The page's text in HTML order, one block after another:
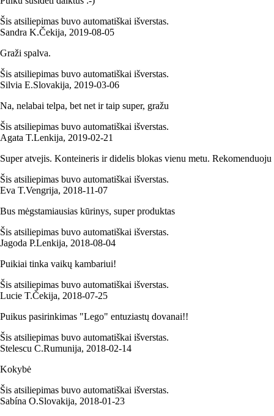
Šis atsiliepimas buvo automatiškai išverstas.
Sandra K.Čekija, 2019‑08‑05
Graži spalva.
Šis atsiliepimas buvo automatiškai išverstas.
Silvia E.Slovakija, 2019‑03‑06
Na, nelabai telpa, bet net ir taip super, gražu
Šis atsiliepimas buvo automatiškai išverstas.
Agata T.Lenkija, 2019‑02‑21
Super atvejis. Konteineris ir didelis blokas vienu metu. Rekomenduoju
Šis atsiliepimas buvo automatiškai išverstas.
Eva T.Vengrija, 2018‑11‑07
Bus mėgstamiausias kūrinys, super produktas
Šis atsiliepimas buvo automatiškai išverstas.
Jagoda P.Lenkija, 2018‑08‑04
Puikiai tinka vaikų kambariui!
Šis atsiliepimas buvo automatiškai išverstas.
Lucie T.Čekija, 2018‑07‑25
Puikus pasirinkimas "Lego" entuziastų dovanai!!
Šis atsiliepimas buvo automatiškai išverstas.
Stelescu C.Rumunija, 2018‑02‑14
Kokybė
Šis atsiliepimas buvo automatiškai išverstas.
Sabína O.Slovakija, 2018‑01‑23